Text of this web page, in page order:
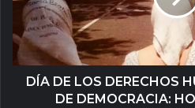
DÍA DE LOS DERECHOS
DE DEMOCRACIA: